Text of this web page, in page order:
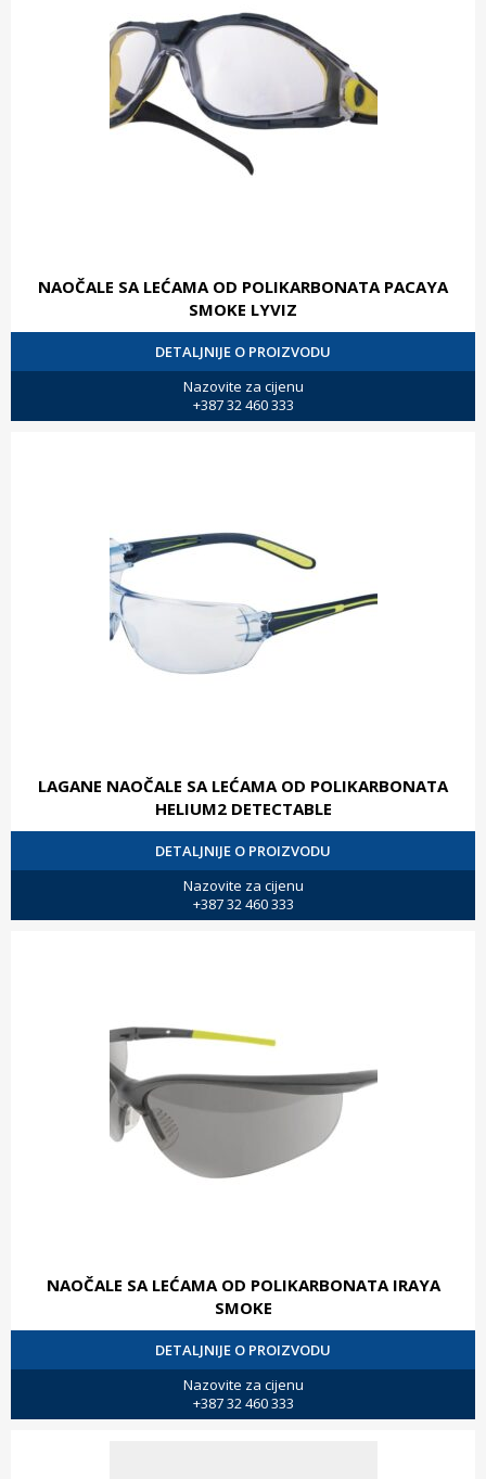
NAOČALE SA LEĆAMA OD POLIKARBONATA PACAYA
SMOKE LYVIZ
DETALJNIJE O PROIZVODU
Nazovite za cijenu
+387 32 460 333
LAGANE NAOČALE SA LEĆAMA OD POLIKARBONATA
HELIUM2 DETECTABLE
DETALJNIJE O PROIZVODU
Nazovite za cijenu
+387 32 460 333
NAOČALE SA LEĆAMA OD POLIKARBONATA IRAYA
SMOKE
DETALJNIJE O PROIZVODU
Nazovite za cijenu
+387 32 460 333